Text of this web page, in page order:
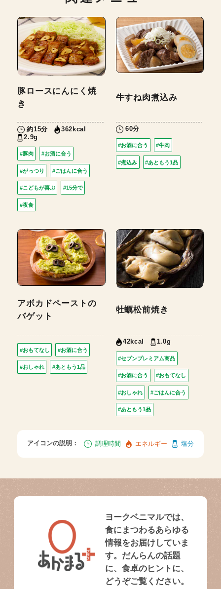
豚ロースにんにく焼
き
約15分
362kcal
2.9g
#豚肉 #お酒に合う
#がっつり #ごはんに合う
#こどもが喜ぶ #15分で
#夜食
牛すね肉煮込み
60分
#お酒に合う #牛肉
#煮込み #あともう1品
アボカドペーストの
バゲット
#おもてなし #お酒に合う
#おしゃれ #あともう1品
牡蠣松前焼き
42kcal 1.0g
#セブンプレミアム商品
#お酒に合う #おもてなし
#おしゃれ #ごはんに合う
#あともう1品
アイコンの説明： 調理時間 エネルギー 塩分
ヨークベニマルでは、
食にまつわるあらゆる
情報をお届けしていま
す。だんらんの話題
に、食卓のヒントに、
どうぞご覧ください。